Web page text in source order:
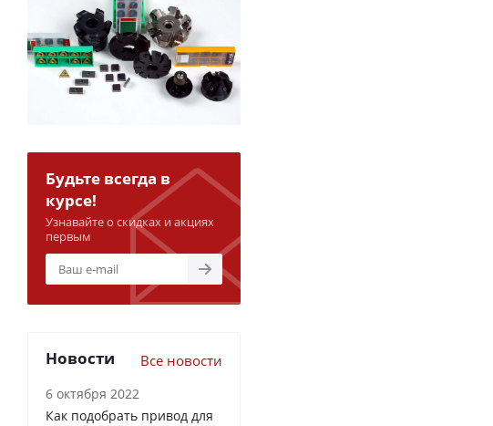
Будьте всегда в
курсе!
Узнавайте о скидках и акциях
первым
Новости Все новости
6 октября 2022
Как подобрать привод для